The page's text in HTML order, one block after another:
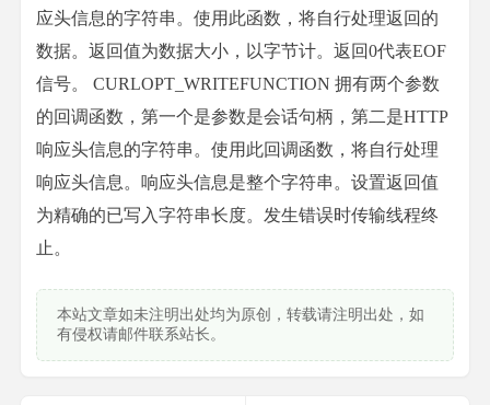
应头信息的字符串。使用此函数，将自行处理返回的
数据。返回值为数据大小，以字节计。返回0代表EOF
信号。 CURLOPT_WRITEFUNCTION 拥有两个参数
的回调函数，第一个是参数是会话句柄，第二是HTTP
响应头信息的字符串。使用此回调函数，将自行处理
响应头信息。响应头信息是整个字符串。设置返回值
为精确的已写入字符串长度。发生错误时传输线程终
止。
本站文章如未注明出处均为原创，转载请注明出处，如
有侵权请邮件联系站长。